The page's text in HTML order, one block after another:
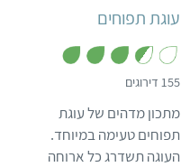
עוגת תפוחים
155 דירוגים
5
מ
ת
ו
מתכון מדהים של עוגת
תפוחים טעימה במיוחד.
העוגה תשדרג כל ארוחה